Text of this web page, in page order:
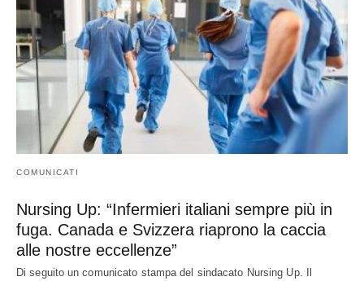
COMUNICATI
Nursing Up: “Infermieri italiani sempre più in
fuga. Canada e Svizzera riaprono la caccia
alle nostre eccellenze”
Di seguito un comunicato stampa del sindacato Nursing Up. Il